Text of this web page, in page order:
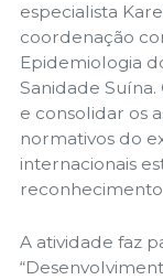
especialista
coordenação
Epidemiologia
Sanidade
e consolidar os
normativos do
internacionais
A atividade faz